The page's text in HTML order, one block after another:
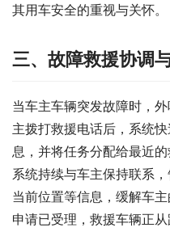
其用车安全的重视与关怀。
三、故障救援协调
当车主车辆突发故障时，
主拨打救援电话后，系统
息，并将任务分配给最近
系统持续与车主保持联系
当前位置等信息，缓解车
申请已受理，救援车辆正